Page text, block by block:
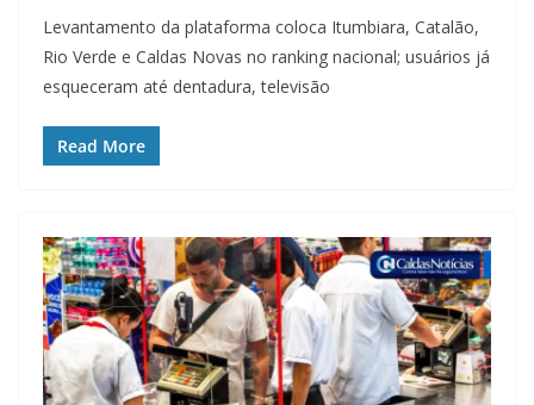
Levantamento da plataforma coloca Itumbiara, Catalão,
Rio Verde e Caldas Novas no ranking nacional; usuários já
esqueceram até dentadura, televisão
Read More